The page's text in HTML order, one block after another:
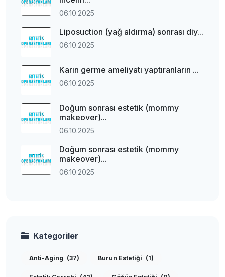
06.10.2025
Liposuction (yağ aldırma) sonrası diy...
06.10.2025
Karın germe ameliyatı yaptıranların ...
06.10.2025
Doğum sonrası estetik (mommy
makeover)...
06.10.2025
Doğum sonrası estetik (mommy
makeover)...
06.10.2025
Kategoriler
Anti-Aging (37) Burun Estetiği (1)